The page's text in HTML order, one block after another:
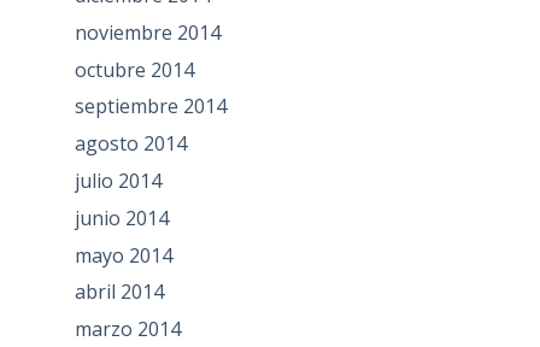
noviembre 2014
octubre 2014
septiembre 2014
agosto 2014
julio 2014
junio 2014
mayo 2014
abril 2014
marzo 2014